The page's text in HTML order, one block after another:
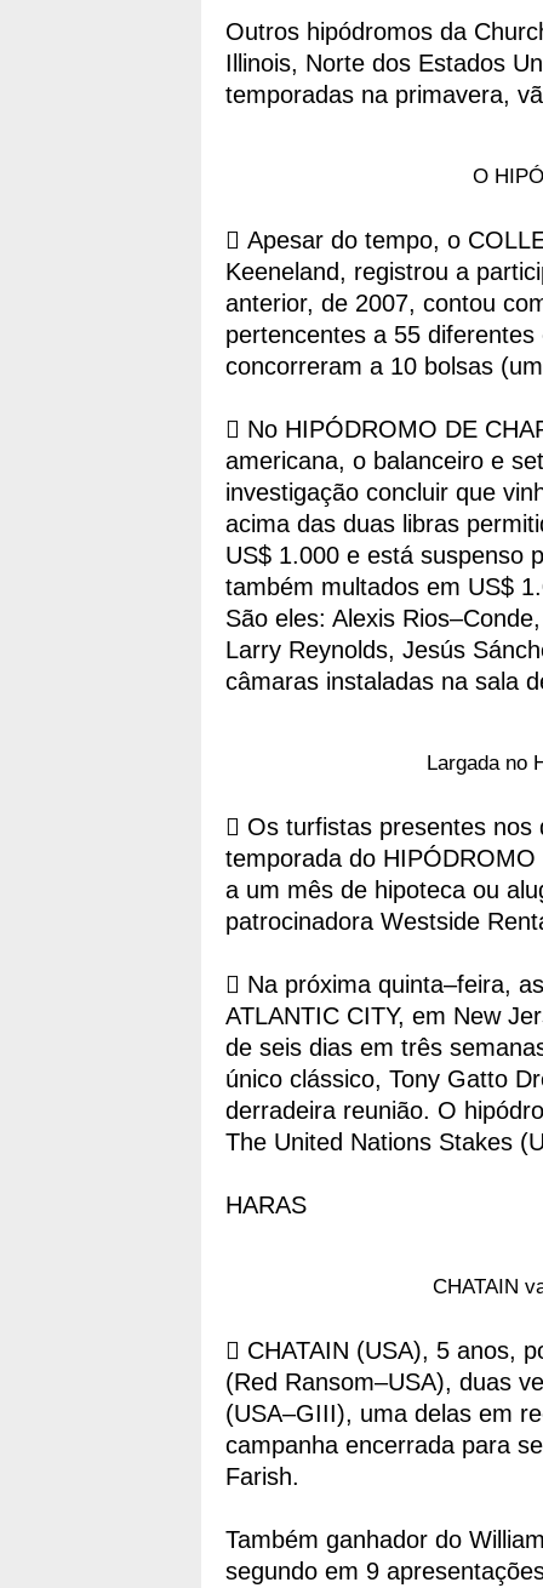
Outros hipódromos da
Illinois, Norte dos Estados
temporadas na primavera,
O
 Apesar do tempo, o
Keeneland, registrou a
anterior, de 2007, contou
pertencentes a 55
concorreram a 10 bolsas
 No HIPÓDROMO DE
americana, o balanceiro e
investigação concluir que
acima das duas libras
US$ 1.000 e está suspenso
também multados em US$
São eles: Alexis
Larry Reynolds, Jesús
câmaras instaladas na sala
Largada no
 Os turfistas presentes nos
temporada do
a um mês de hipoteca ou
patrocinadora Westside
 Na próxima quinta–feira,
ATLANTIC CITY, em New
de seis dias em três
único clássico, Tony Gatto
derradeira reunião. O
The United Nations Stakes
HARAS
CHATAIN
 CHATAIN (USA), 5 anos,
(Red Ransom–USA), duas
(USA–GIII), uma delas em
campanha encerrada para
Farish.
Também ganhador do
segundo em 9